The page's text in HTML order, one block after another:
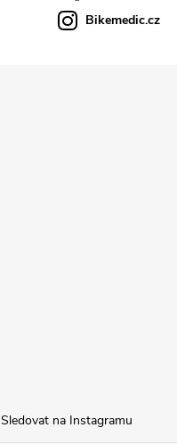
Bikemedic.cz
Sledovat na Instagramu